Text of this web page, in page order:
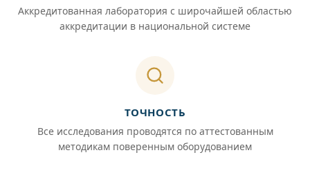
Аккредитованная лаборатория с широчайшей областью
аккредитации в национальной системе
ТОЧНОСТЬ
Все исследования проводятся по аттестованным
методикам поверенным оборудованием